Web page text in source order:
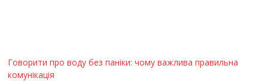
Говорити про воду без паніки: чому важлива правильна
комунікація